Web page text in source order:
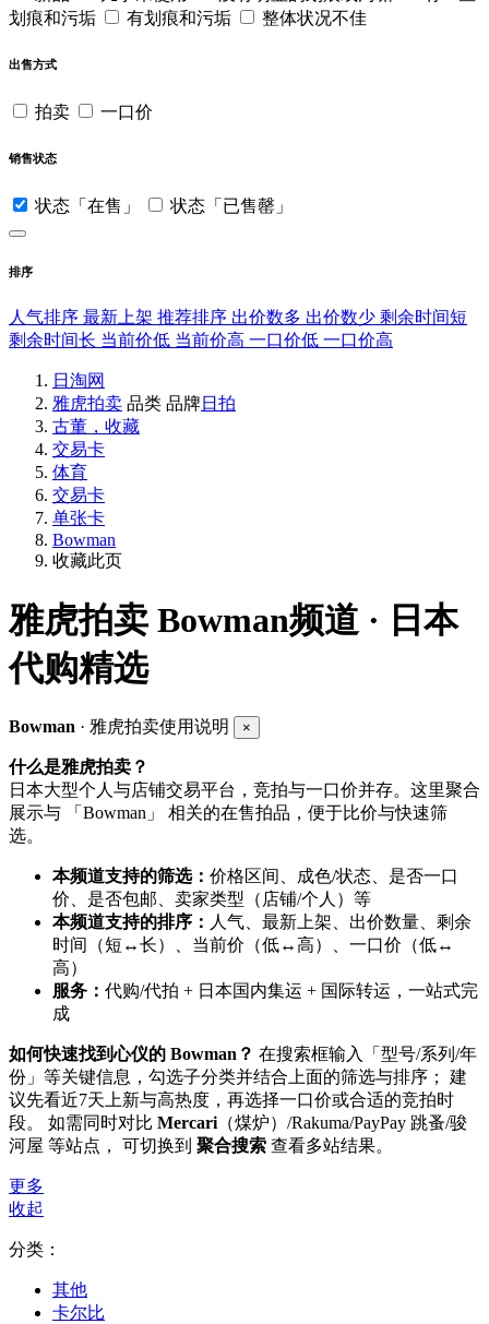
划痕和污垢
有划痕和污垢 整体状况不佳
出售方式
拍卖 一口价
销售状态
状态「在售」 状态「已售罄」
排序
人气排序 最新上架 推荐排序 出价数多 出价数少 剩余时间短
剩余时间长 当前价低 当前价高 一口价低 一口价高
日淘网
雅虎拍卖 品类 品牌日拍
古董，收藏
交易卡
体育
交易卡
单张卡
Bowman
收藏此页
雅虎拍卖 Bowman频道 · 日本
代购精选
Bowman · 雅虎拍卖使用说明 ×
什么是雅虎拍卖？
日本大型个人与店铺交易平台，竞拍与一口价并存。这里聚合
展示与 「Bowman」 相关的在售拍品，便于比价与快速筛
选。
本频道支持的筛选： 价格区间、成色/状态、是否一口
价、是否包邮、卖家类型（店铺/个人）等
本频道支持的排序： 人气、最新上架、出价数量、剩余
时间（短↔长）、当前价（低↔高）、一口价（低↔
高）
服务： 代购/代拍 + 日本国内集运 + 国际转运，一站式完
成
如何快速找到心仪的 Bowman？ 在搜索框输入「型号/系列/年
份」等关键信息，勾选子分类并结合上面的筛选与排序； 建
议先看近7天上新与高热度，再选择一口价或合适的竞拍时
段。 如需同时对比 Mercari （煤炉）/Rakuma/PayPay 跳蚤/骏
河屋 等站点， 可切换到 聚合搜索 查看多站结果。
更多
收起
分类：
其他
卡尔比